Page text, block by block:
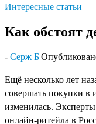
Интересные статьи
Как обстоят
- Серж Б|
Ещё несколько лет
совершать покупки в
изменилась.
онлайн-ритейла в